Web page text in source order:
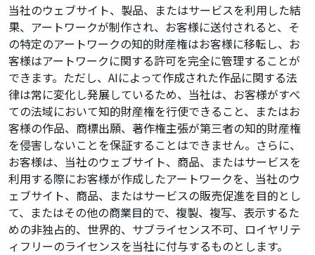
当社のウェブサイト、製品、またはサービスを利用した結
果、アートワークが制作され、お客様に送付されると、そ
の特定のアートワークの知的財産権はお客様に移転し、お
客様はアートワークに関する許可を完全に管理することが
できます。ただし、AIによって作成された作品に関する法
律は常に変化し発展しているため、当社は、お客様がすべ
ての法域において知的財産権を行使できること、またはお
客様の作品、商標出願、著作権主張が第三者の知的財産権
を侵害しないことを保証することはできません。さらに、
お客様は、当社のウェブサイト、商品、またはサービスを
利用する際にお客様が作成したアートワークを、当社のウ
ェブサイト、商品、またはサービスの販売促進を目的とし
て、またはその他の商業目的で、複製、複写、表示するた
めの非独占的、世界的、サブライセンス不可、ロイヤリテ
ィフリーのライセンスを当社に付与するものとします。